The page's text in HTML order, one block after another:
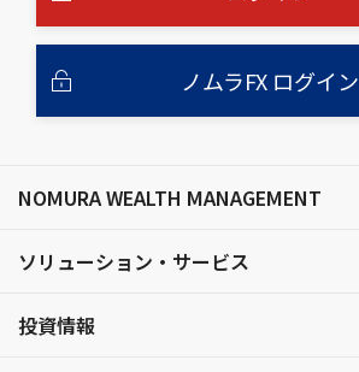
ノムラFX ログイン
NOMURA WEALTH MANAGEMENT
ソリューション・サービス
投資情報